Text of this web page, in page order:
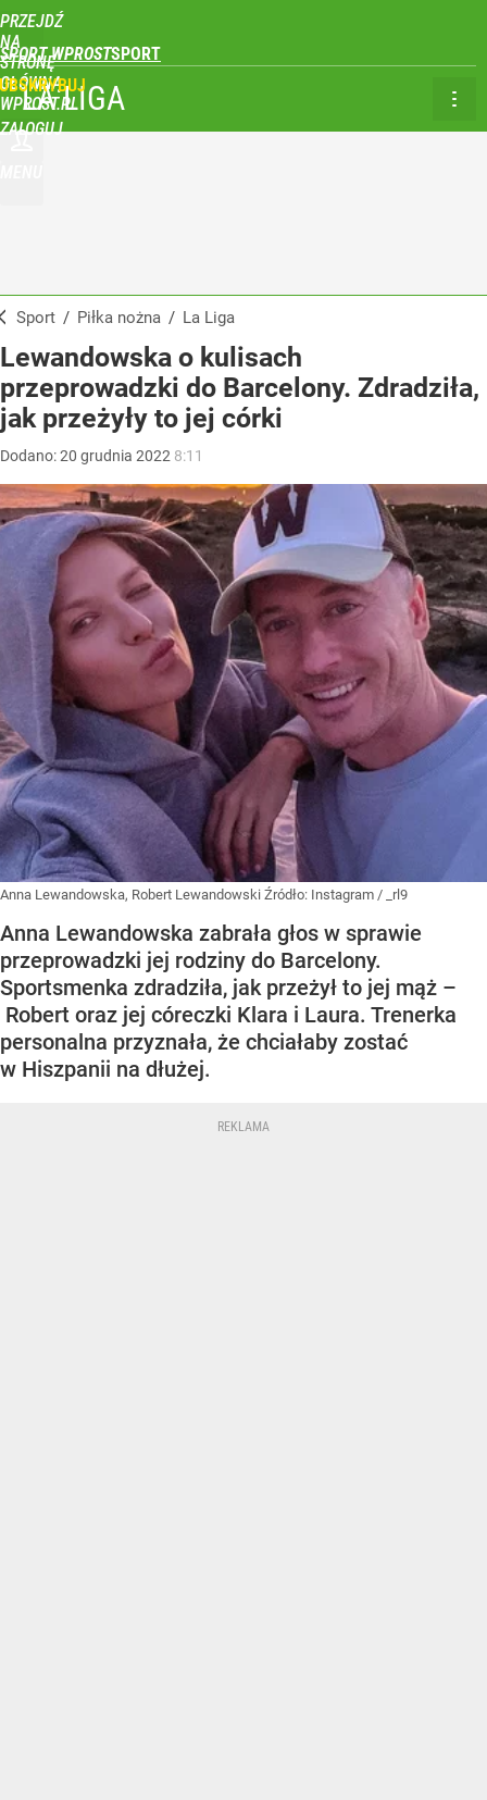
PRZEJDŹ
NA
STRONĘ
GŁÓWNĄ
WPROST.PL
SPORT WPROST
ZALOGUJ
LA LIGA
Sport / Piłka nożna / La Liga
Lewandowska o kulisach
przeprowadzki do Barcelony. Zdradziła,
jak przeżyły to jej córki
Dodano:20 grudnia 2022 8:11
Anna Lewandowska, Robert Lewandowski Źródło: Instagram / _rl9
Anna Lewandowska zabrała głos w sprawie
przeprowadzki jej rodziny do Barcelony.
Sportsmenka zdradziła, jak przeżył to jej mąż –
Robert oraz jej córeczki Klara i Laura. Trenerka
personalna przyznała, że chciałaby zostać
w Hiszpanii na dłużej.